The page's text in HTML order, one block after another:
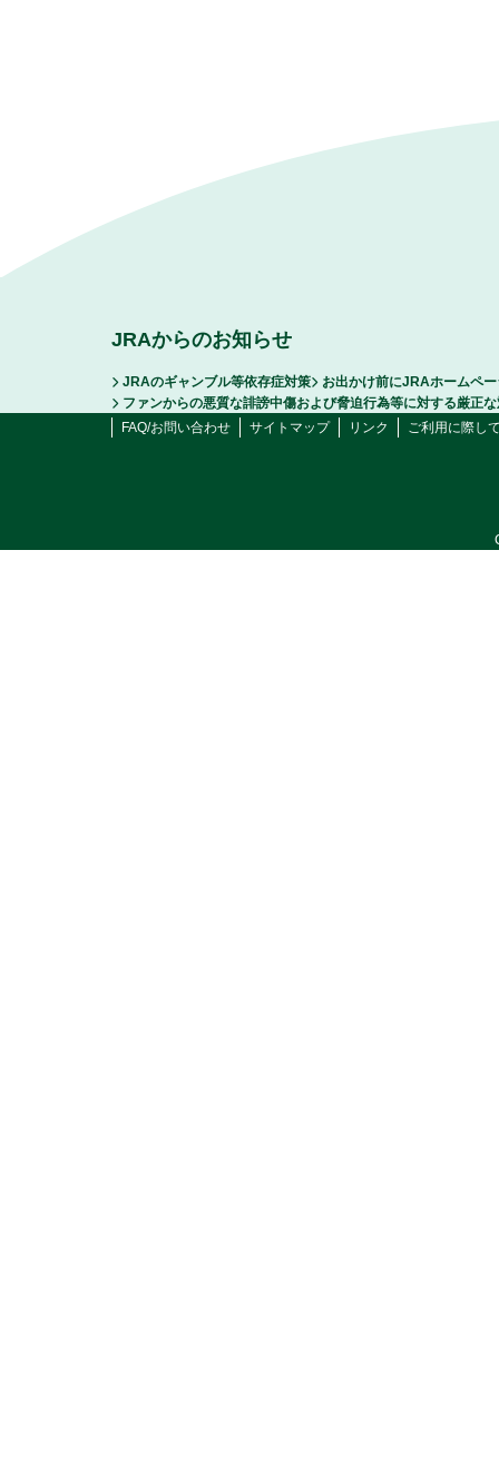
JRAからのお知らせ
JRAのギャンブル等依存症対策
お出かけ前にJRAホームペ
ファンからの悪質な誹謗中傷および脅迫行為等に対する厳正
FAQ/お問い合わせ
サイトマップ リンク ご利用に際し